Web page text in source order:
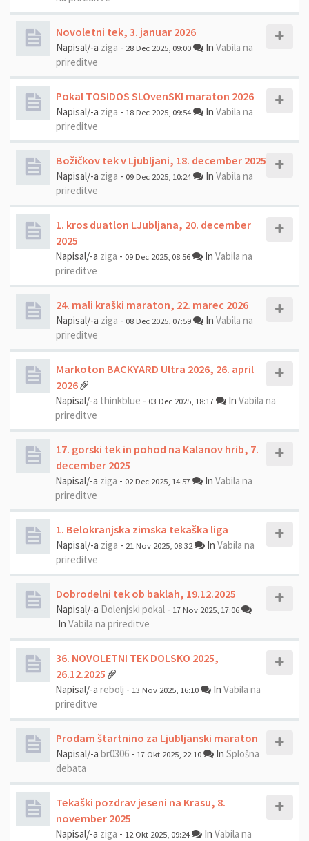
Novoletni tek, 3. januar 2026
Napisal/-a ziga - 28 Dec 2025, 09:00 In Vabila na
prireditve
Pokal TOSIDOS SLOvenSKI maraton 2026
Napisal/-a ziga - 18 Dec 2025, 09:54 In Vabila na
prireditve
Božičkov tek v Ljubljani, 18. december 2025
Napisal/-a ziga - 09 Dec 2025, 10:24 In Vabila na
prireditve
1. kros duatlon LJubljana, 20. december
2025
Napisal/-a ziga - 09 Dec 2025, 08:56 In Vabila na
prireditve
24. mali kraški maraton, 22. marec 2026
Napisal/-a ziga - 08 Dec 2025, 07:59 In Vabila na
prireditve
Markoton BACKYARD Ultra 2026, 26. april
2026
Napisal/-a thinkblue - 03 Dec 2025, 18:17 In Vabila na
prireditve
17. gorski tek in pohod na Kalanov hrib, 7.
december 2025
Napisal/-a ziga - 02 Dec 2025, 14:57 In Vabila na
prireditve
1. Belokranjska zimska tekaška liga
Napisal/-a ziga - 21 Nov 2025, 08:32 In Vabila na
prireditve
Dobrodelni tek ob baklah, 19.12.2025
Napisal/-a Dolenjski pokal - 17 Nov 2025, 17:06
In Vabila na prireditve
36. NOVOLETNI TEK DOLSKO 2025,
26.12.2025
Napisal/-a rebolj - 13 Nov 2025, 16:10 In Vabila na
prireditve
Prodam štartnino za Ljubljanski maraton
Napisal/-a br0306 - 17 Okt 2025, 22:10 In Splošna
debata
Tekaški pozdrav jeseni na Krasu, 8.
november 2025
Napisal/-a ziga - 12 Okt 2025, 09:24 In Vabila na